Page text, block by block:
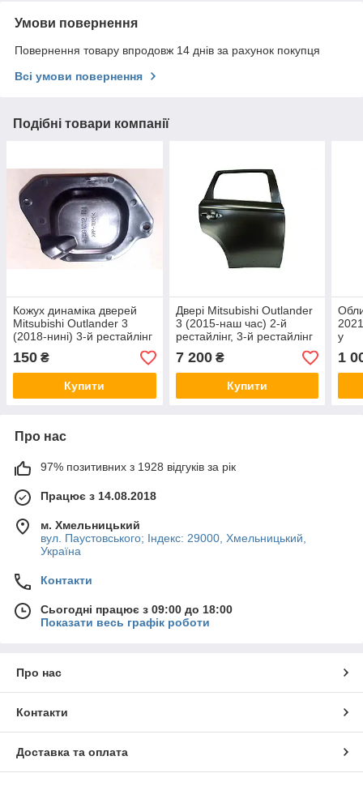
Умови повернення
Повернення товару впродовж 14 днів за рахунок покупця
Всі умови повернення
Подібні товари компанії
Кожух динаміка дверей
Mitsubishi Outlander 3
(2018-нині) 3-й рестайлінг
задньої правої оригінал б/
у
150 ₴
Купити
Двері Mitsubishi Outlander
3 (2015-наш час) 2-й
рестайлінг, 3-й рестайлінг
задня права EPROFARO
7 200₴
Купити
у
1
Про нас
97% позитивних з 1928 відгуків за рік
Працює з 14.08.2018
м. Хмельницький
вул. Паустовського; Індекс: 29000, Хмельницький,
Україна
Контакти
Сьогодні працює з 09:00 до 18:00
Показати весь графік роботи
Про нас
Контакти
Доставка та оплата